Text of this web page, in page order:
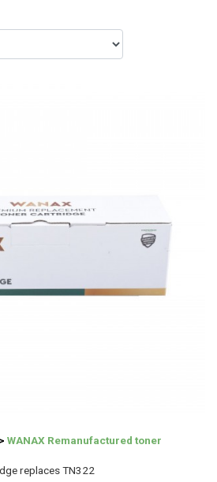
> WANAX Remanufactured toner
replaces TN322